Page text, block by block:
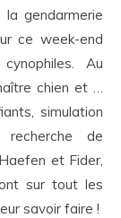
gendarmerie
ce week-end
Au
chien et …
simulation
recherche de
et Fider,
sur tout les
savoir faire !